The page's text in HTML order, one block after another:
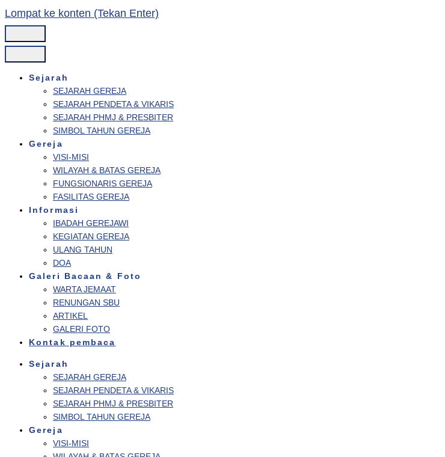
Lompat ke konten (Tekan Enter)
Sejarah
SEJARAH GEREJA
SEJARAH PENDETA & VIKARIS
SEJARAH PHMJ & PRESBITER
SIMBOL TAHUN GEREJA
Gereja
VISI-MISI
WILAYAH & BATAS GEREJA
FUNGSIONARIS GEREJA
FASILITAS GEREJA
Informasi
IBADAH GEREJAWI
KEGIATAN GEREJA
ULANG TAHUN
DOA
Galeri Bacaan & Foto
WARTA JEMAAT
RENUNGAN SBU
ARTIKEL
GALERI FOTO
Kontak pembaca
GPIB BUKIT SION BALIKPAPAN
Sejarah
SEJARAH GEREJA
SEJARAH PENDETA & VIKARIS
SEJARAH PHMJ & PRESBITER
SIMBOL TAHUN GEREJA
Gereja
VISI-MISI